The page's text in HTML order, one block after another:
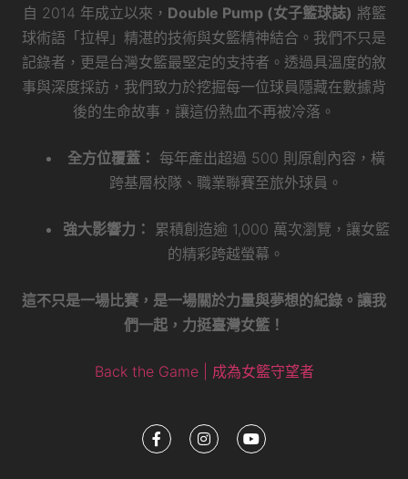
自 2014 年成立以來， Double Pump (女子籃球誌) 將籃
球術語「拉桿」精湛的技術與女籃精神結合。我們不只是
記錄者，更是台灣女籃最堅定的支持者。透過具溫度的敘
事與深度採訪，我們致力於挖掘每一位球員隱藏在數據背
後的生命故事，讓這份熱血不再被冷落。
全方位覆蓋： 每年產出超過 500 則原創內容，橫
跨基層校隊、職業聯賽至旅外球員。
強大影響力：
累積創造逾 1,000 萬次瀏覽，讓女籃
的精彩跨越螢幕。
這不只是一場比賽，是一場關於力量與夢想的紀錄。讓我
們一起，力挺臺灣女籃！
Back the Game | 成為女籃守望者